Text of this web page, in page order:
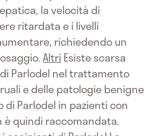
la velocità di
ritardata e i livelli
richiedendo un
Altri Esiste scarsa
Parlodel nel trattamento
e delle patologie benigne
di Parlodel in pazienti con
quindi raccomandata.